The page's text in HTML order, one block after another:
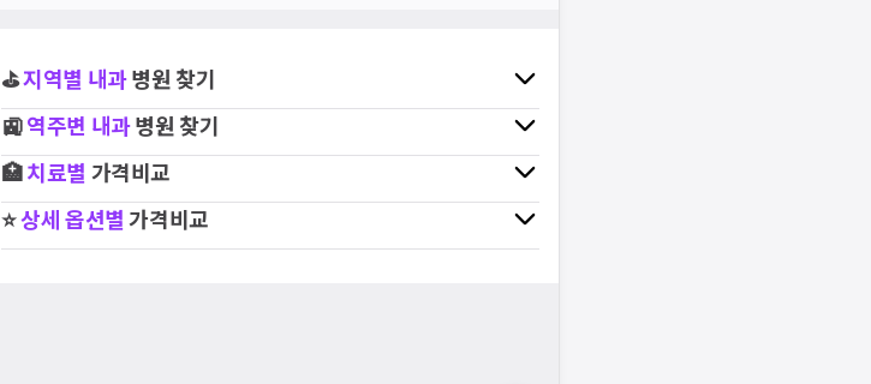
⛳지역별 내과병원 찾기
🚉역주변 내과병원 찾기
🏥치료별 가격비교
⭐상세 옵션별가격비교